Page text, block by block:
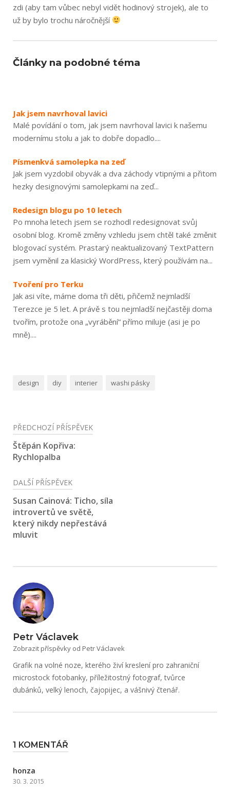
zdi (aby tam vůbec nebyl vidět hodinový strojek), ale to
už by bylo trochu náročnější
Články na podobné téma
Jak jsem navrhoval lavici
Malé povídání o tom, jak jsem navrhoval lavici k našemu
modernímu stolu a jak to dobře dopadlo....
Písmenkvá samolepka na zeď
Jak jsem vyzdobil obyvák a dva záchody vtipnými a přitom
hezky designovými samolepkami na zeď...
Redesign blogu po 10 letech
Po mnoha letech jsem se rozhodl redesignovat svůj
osobní blog. Kromě změny vzhledu jsem chtěl také změnit
blogovací systém. Prastarý neaktualizovaný TextPattern
jsem vyměnil za klasický WordPress, který používám na...
Tvoření pro Terku
Jak asi víte, máme doma tři děti, přičemž nejmladší
Terezce je 5 let. A právě s tou nejmladší nejčastěji doma
tvořím, protože ona „vyrábění“ přímo miluje (asi je po
mně)....
design diy interier washi pásky
Navigace
pro
příspěvek
PŘEDCHOZÍ PŘÍSPĚVEK
Štěpán Kopřiva:
Rychlopalba
DALŠÍ PŘÍSPĚVEK
Susan Cainová: Ticho, síla
introvertů ve světě,
který nikdy nepřestává
mluvit
Petr Václavek
Zobrazit příspěvky od Petr Václavek
Grafik na volné noze, kterého živí kreslení pro zahraniční
microstock fotobanky, příležitostný fotograf, tvůrce
dubánků, velký lenoch, čajopijec, a vášnivý čtenář.
1 KOMENTÁŘ
honza
30. 3. 2015